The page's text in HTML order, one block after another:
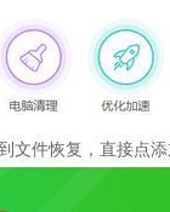
件恢复，直接点添